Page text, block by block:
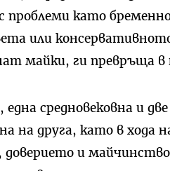
като
или
майки, ги превръща в
средновековна и
на друга, като в хода
доверието и